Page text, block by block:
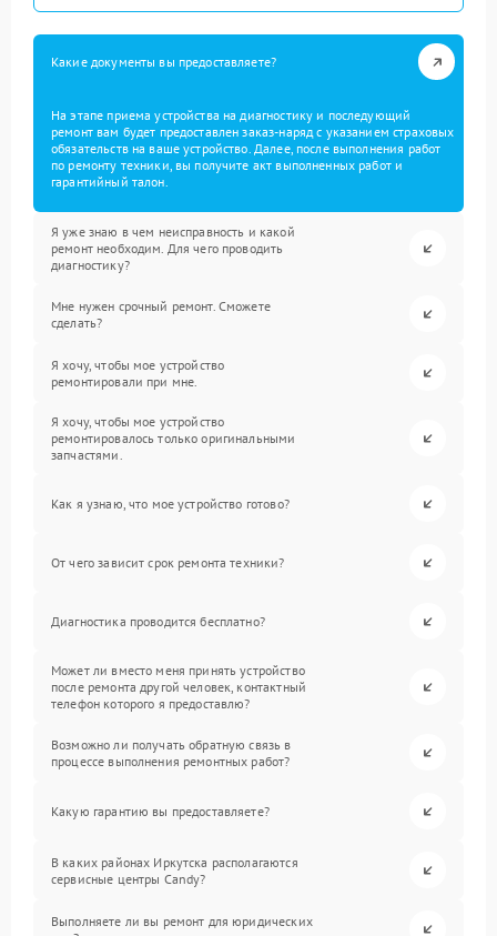
Какие документы вы предоставляете?
На этапе приема устройства на диагностику и последующий
ремонт вам будет предоставлен заказ-наряд с указанием страховых
обязательств на ваше устройство. Далее, после выполнения работ
по ремонту техники, вы получите акт выполненных работ и
гарантийный талон.
Я уже знаю в чем неисправность и какой
ремонт необходим. Для чего проводить
диагностику?
Мне нужен срочный ремонт. Сможете
сделать?
Я хочу, чтобы мое устройство
ремонтировали при мне.
Я хочу, чтобы мое устройство
ремонтировалось только оригинальными
запчастями.
Как я узнаю, что мое устройство готово?
От чего зависит срок ремонта техники?
Диагностика проводится бесплатно?
Может ли вместо меня принять устройство
после ремонта другой человек, контактный
телефон которого я предоставлю?
Возможно ли получать обратную связь в
процессе выполнения ремонтных работ?
Какую гарантию вы предоставляете?
В каких районах Иркутска располагаются
сервисные центры Candy?
Выполняете ли вы ремонт для юридических